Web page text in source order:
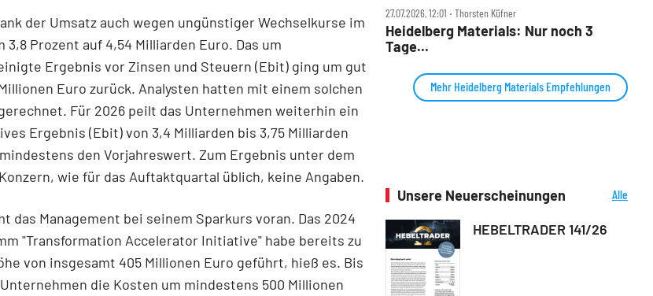
der Umsatz auch wegen ungünstiger Wechselkurse im
Prozent auf 4,54 Milliarden Euro. Das um
Ergebnis vor Zinsen und Steuern (Ebit) ging um gut
Euro zurück. Analysten hatten mit einem solchen
Für 2026 peilt das Unternehmen weiterhin ein
Ergebnis (Ebit) von 3,4 Milliarden bis 3,75 Milliarden
den Vorjahreswert. Zum Ergebnis unter dem
wie für das Auftaktquartal üblich, keine Angaben.
das Management bei seinem Sparkurs voran. Das 2024
"Transformation Accelerator Initiative" habe bereits zu
von insgesamt 405 Millionen Euro geführt, hieß es. Bis
die Kosten um mindestens 500 Millionen
27.07.2026, 12:01 ‧ Thorsten Küfner
Heidelberg Materials: Nur noch 3
Tage...
Mehr Heidelberg Materials Empfehlungen
Unsere Neuerscheinungen
Alle
HEBELTRADER 141/26